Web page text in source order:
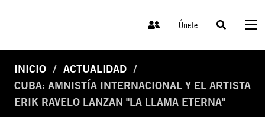
Únete
INICIO
ACTUALIDAD
CUBA: AMNISTÍA INTERNACIONAL Y EL ARTISTA
ERIK RAVELO LANZAN "LA LLAMA ETERNA"